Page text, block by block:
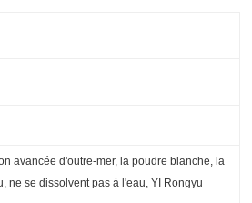
avancée d'outre-mer, la poudre blanche, la
ne se dissolvent pas à l'eau, YI Rongyu